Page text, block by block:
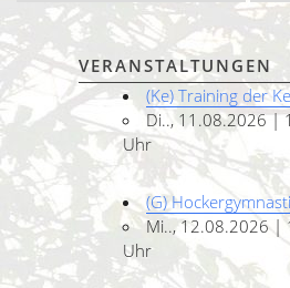
VERANSTALTUNGEN
(Ke) Training der
Di.., 11.08.2026 |
Uhr
(G)
Mi.., 12.08.2026 |
Uhr